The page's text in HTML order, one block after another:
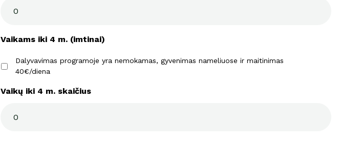
Vaikams iki 4 m. (imtinai)
Dalyvavimas programoje yra nemokamas, gyvenimas nameliuose ir maitinimas
40€/diena
Vaikų iki 4 m. skaičius